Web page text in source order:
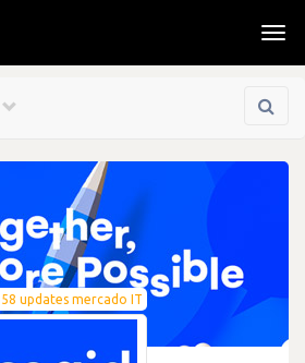
58 updates mercado IT